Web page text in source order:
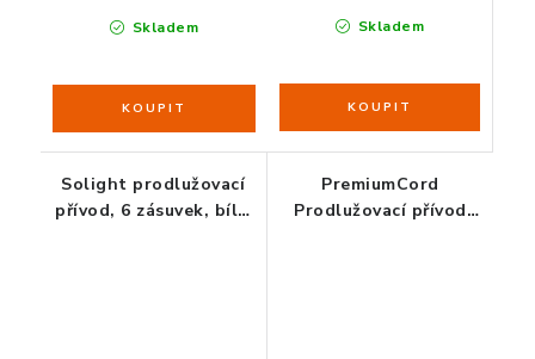
Skladem Skladem
Solight prodlužovací
přívod, 6 zásuvek, bílý,
PremiumCord
Prodlužovací přívod